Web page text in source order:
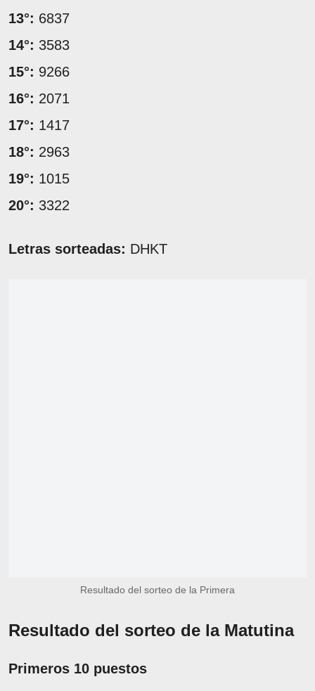
13°: 6837
14°: 3583
15°: 9266
16°: 2071
17°: 1417
18°: 2963
19°: 1015
20°: 3322
Letras sorteadas: DHKT
Resultado del sorteo de la Primera
Resultado del sorteo de la Matutina
Primeros 10 puestos